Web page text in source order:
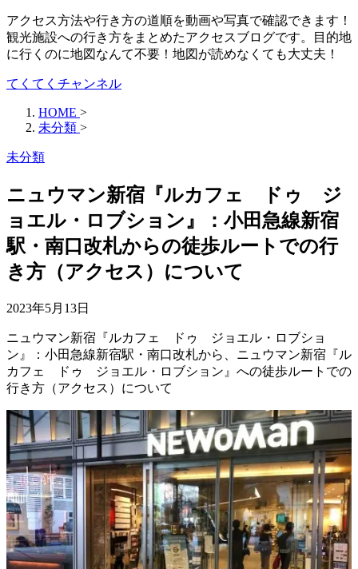
アクセス方法や行き方の道順を動画や写真で確認できます！
観光施設への行き方をまとめたアクセスブログです。目的地
に行くのに地図なんて不要！地図が読めなくても大丈夫！
てくてくチャンネル
HOME >
未分類 >
未分類
ニュウマン新宿『ルカフェ ドゥ ジ
ョエル・ロブション』：小田急線新宿
駅・南口改札からの徒歩ルートでの行
き方（アクセス）について
2023年5月13日
ニュウマン新宿『ルカフェ ドゥ ジョエル・ロブショ
ン』：小田急線新宿駅・南口改札から、ニュウマン新宿『ル
カフェ ドゥ ジョエル・ロブション』への徒歩ルートでの
行き方（アクセス）について